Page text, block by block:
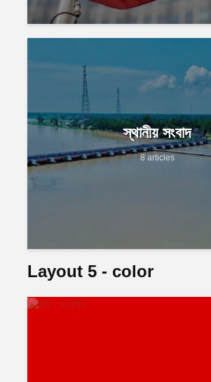
স্থানীয় সংবাদ
8 articles
Layout 5 - color